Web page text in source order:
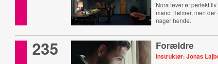
Nora lever et perfekt
mand Helmer, men
nager hende.
235 Forældre
Instruktør: Jonas